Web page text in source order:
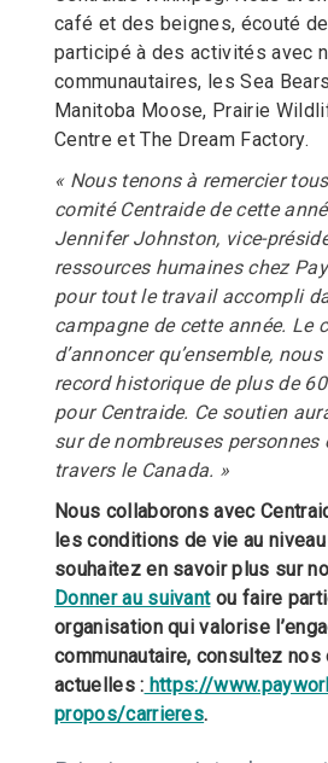
café et des beignes, écouté
participé à des activités avec
communautaires, les Sea
Manitoba Moose, Prairie
Centre et The Dream Factory.
« Nous tenons à remercier
comité Centraide de cette
Jennifer Johnston, vice-
ressources humaines chez
pour tout le travail accompli
campagne de cette année. Le
d’annoncer qu’ensemble,
record historique de plus de
pour Centraide. Ce soutien
sur de nombreuses
travers le Canada. »
Nous collaborons avec
les conditions de vie au
souhaitez en savoir plus sur
Donner au suivantou faire
organisation qui valorise
communautaire, consultez
actuelles : https://
propos/carrieres.